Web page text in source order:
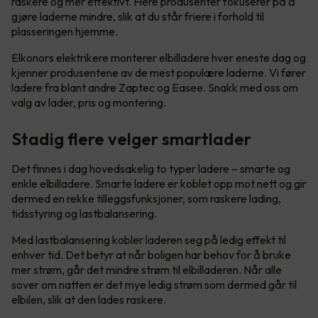
gjøre laderne mindre, slik at du står friere i forhold til
plasseringen hjemme.
Elkonors elektrikere monterer elbilladere hver eneste dag og
kjenner produsentene av de mest populære laderne. Vi fører
ladere fra blant andre Zaptec og Easee. Snakk med oss om
valg av lader, pris og montering.
Stadig flere velger smartlader
Det finnes i dag hovedsakelig to typer ladere – smarte og
enkle elbilladere. Smarte ladere er koblet opp mot nett og gir
dermed en rekke tilleggsfunksjoner, som raskere lading,
tidsstyring og lastbalansering.
Med lastbalansering kobler laderen seg på ledig effekt til
enhver tid. Det betyr at når boligen har behov for å bruke
mer strøm, går det mindre strøm til elbilladeren. Når alle
sover om natten er det mye ledig strøm som dermed går til
elbilen, slik at den lades raskere.